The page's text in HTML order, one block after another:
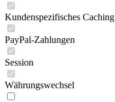
Kundenspezifisches Caching
PayPal-Zahlungen
Session
Währungswechsel